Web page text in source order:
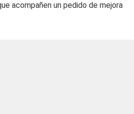
acompañen un pedido de mejora